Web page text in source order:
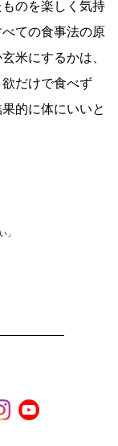
のを楽しく気持
ての食事法の原
米にするかは、
だけで食べず
的に体にいいと
」